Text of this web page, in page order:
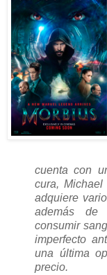
cuenta con
cura,
adquiere
además de
consumir
imperfecto
una última
precio.